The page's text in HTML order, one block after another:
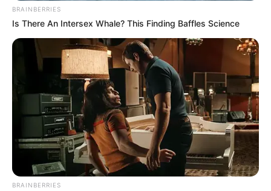
BRAINBERRIES
Is There An Intersex Whale? This Finding Baffles Science
BRAINBERRIES